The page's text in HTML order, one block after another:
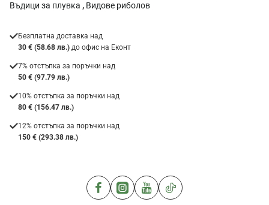
Въдици за плувка , Видове риболов
Безплатна доставка над
30 € (58.68 лв.) до офис на Еконт
7% отстъпка за поръчки над
50 € (97.79 лв.)
10% отстъпка за поръчки над
80 € (156.47 лв.)
12% отстъпка за поръчки над
150 € (293.38 лв.)